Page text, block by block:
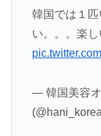
韓国では１
い。。。楽し
— 韓国美容オ